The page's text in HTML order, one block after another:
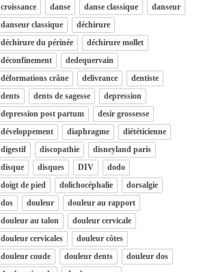
croissance
danse danse classique
danseur
danseur classique
déchirure
déchirure du périnée
déchirure mollet
déconfinement
dedequervain
déformations crâne
delivrance
dentiste
dents
dents de sagesse
depression
depression post partum
desir grossesse
développement
diaphragme
diététicienne
digestif
discopathie
disneyland paris
disque
disques DIV
dodo
doigt de pied
dolichocéphalie
dorsalgie
dos
douleur
douleur au rapport
douleur au talon
douleur cervicale
douleur cervicales
douleur côtes
douleur coude
douleur dents
douleur dos